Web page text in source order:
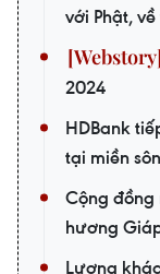
với Phật,
2024
HDBank
tại miền
Cộng đồng
hương
Lượng